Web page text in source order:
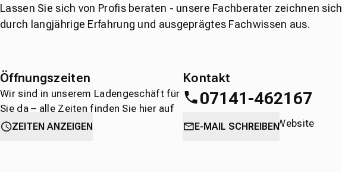
Lassen Sie sich von Profis beraten - unsere Fachberater zeichnen sich
durch langjährige Erfahrung und ausgeprägtes Fachwissen aus.
Öffnungszeiten
Wir sind in unserem Ladengeschäft für
Sie da – alle Zeiten finden Sie hier auf
einen Blick.
ZEITEN ANZEIGEN
Kontakt
07141-462167
oderdirekt über die Website
E-MAIL SCHREIBEN